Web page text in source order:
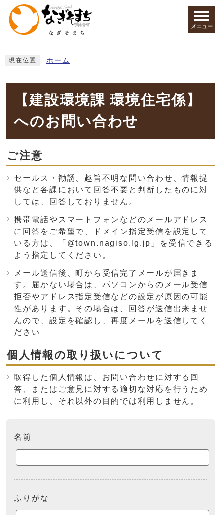
ページの先頭です
メニュー
現在位置 ホーム
【建設環境課 環境住宅係】
へのお問い合わせ
ご注意
セールス・勧誘、趣旨不明な問い合わせ、情報提
供など各課において回答不要と判断したものに対
しては、回答しておりません。
携帯電話やスマートフォンなどのメールアドレス
に回答をご希望で、ドメイン指定受信を設定して
いる方は、「@town.nagiso.lg.jp」を受信できる
よう指定してください。
メール送信後、町から受信完了メールが届きま
す。届かない場合は、パソコンからのメール受信
拒否やアドレス指定受信などの設定が原因の可能
性があります。その場合は、回答が送信出来ませ
んので、設定を確認し、再度メールを送信してく
ださい
個人情報の取り扱いについて
取得した個人情報は、お問い合わせに対する回
答、またはご意見に対する適切な対応を行うため
に利用し、それ以外の目的では利用しません。
名前
ふりがな